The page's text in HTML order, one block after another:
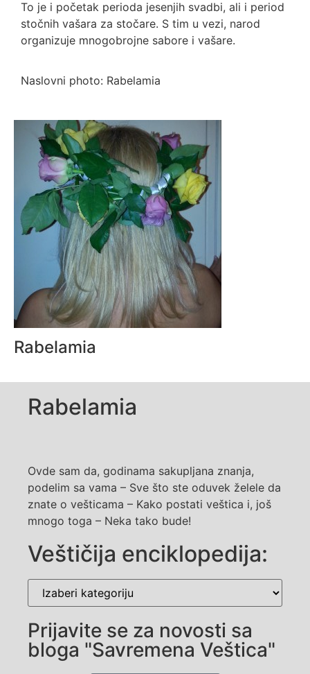
To je i početak perioda jesenjih svadbi, ali i period
stočnih vašara za stočare. S tim u vezi, narod
organizuje mnogobrojne sabore i vašare.
Naslovni photo: Rabelamia
Rabelamia
Rabelamia
Ovde sam da, godinama sakupljana znanja,
podelim sa vama – Sve što ste oduvek želele da
znate o vešticama – Kako postati veštica i, još
mnogo toga – Neka tako bude!
Veštičija enciklopedija:
Prijavite se za novosti sa
bloga "Savremena Veštica"